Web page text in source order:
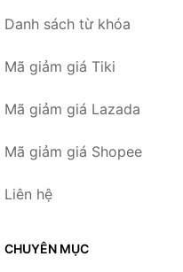
Danh sách từ khóa
Mã giảm giá Tiki
Mã giảm giá Lazada
Mã giảm giá Shopee
Liên hệ
CHUYÊN MỤC